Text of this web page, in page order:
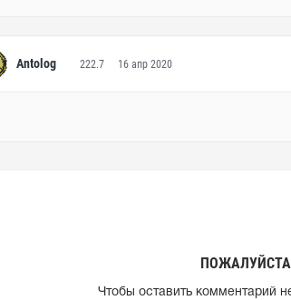
Antolog 222.7 16 апр 2020
Чтобы оставить комментарий